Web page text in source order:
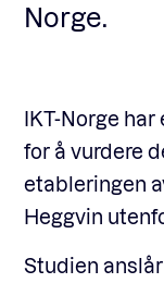
Nyheter og
Rapporter
Norge.
IKT-Norge
for å vurdere
etableringen
Heggvin
Studien